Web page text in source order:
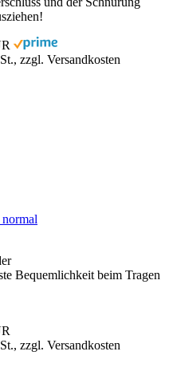
zzgl. Versandkosten
Bequemlichkeit beim Tragen
zzgl. Versandkosten